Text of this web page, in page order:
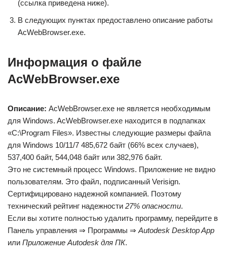
(ссылка приведена ниже).
В следующих пунктах предоставлено описание работы
AcWebBrowser.exe.
Информация о файле
AcWebBrowser.exe
Описание: AcWebBrowser.exe не является необходимым
для Windows. AcWebBrowser.exe находится в подпапках
«C:\Program Files». Известны следующие размеры файла
для Windows 10/11/7 485,672 байт (66% всех случаев),
537,400 байт, 544,048 байт или 382,976 байт.
Это не системный процесс Windows. Приложение не видно
пользователям. Это файл, подписанный Verisign.
Сертифицировано надежной компанией. Поэтому
технический рейтинг надежности 27% опасности.
Если вы хотите полностью удалить программу, перейдите в
Панель управления ⇒ Программы ⇒ Autodesk Desktop App
или Приложение Autodesk для ПК.